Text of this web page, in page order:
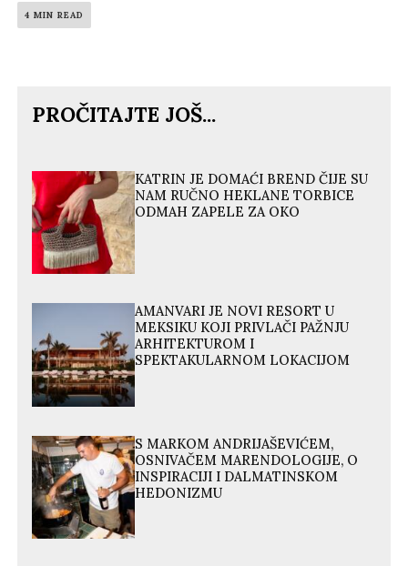
4 MIN READ
PROČITAJTE JOŠ...
KATRIN JE DOMAĆI BREND ČIJE SU
NAM RUČNO HEKLANE TORBICE
ODMAH ZAPELE ZA OKO
AMANVARI JE NOVI RESORT U
MEKSIKU KOJI PRIVLAČI PAŽNJU
ARHITEKTUROM I
SPEKTAKULARNOM LOKACIJOM
S MARKOM ANDRIJAŠEVIĆEM,
OSNIVAČEM MARENDOLOGIJE, O
INSPIRACIJI I DALMATINSKOM
HEDONIZMU